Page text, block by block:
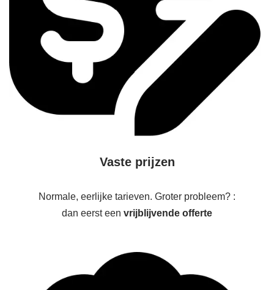
Vaste prijzen
Normale, eerlijke tarieven. Groter probleem? :
dan eerst een vrijblijvende offerte